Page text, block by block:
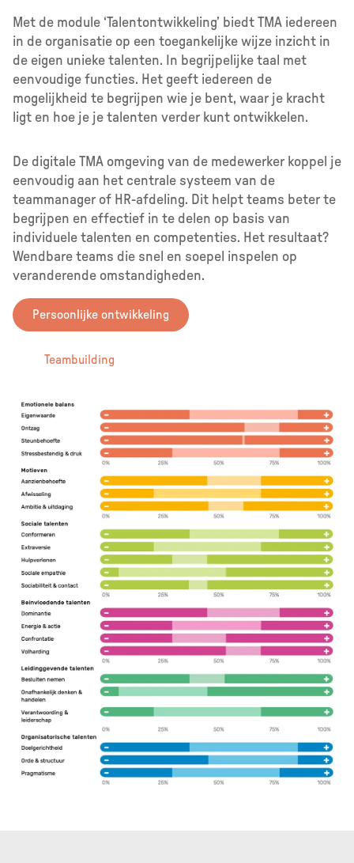
Met de module ‘Talentontwikkeling’ biedt TMA iedereen
in de organisatie op een toegankelijke wijze inzicht in
de eigen unieke talenten. In begrijpelijke taal met
eenvoudige functies. Het geeft iedereen de
mogelijkheid te begrijpen wie je bent, waar je kracht
ligt en hoe je je talenten verder kunt ontwikkelen.
De digitale TMA omgeving van de medewerker koppel je
eenvoudig aan het centrale systeem van de
teammanager of HR-afdeling. Dit helpt teams beter te
begrijpen en effectief in te delen op basis van
individuele talenten en competenties. Het resultaat?
Wendbare teams die snel en soepel inspelen op
veranderende omstandigheden.
Persoonlijke ontwikkeling
Teambuilding